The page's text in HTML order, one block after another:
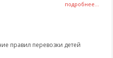
подробнее...
правил перевозки детей